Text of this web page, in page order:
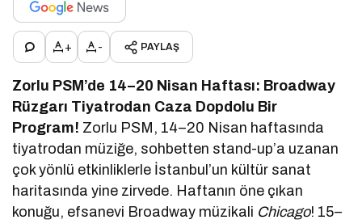
+ - PAYLAŞ
Zorlu PSM’de 14–20 Nisan Haftası: Broadway
Rüzgarı Tiyatrodan Caza Dopdolu Bir
Program! Zorlu PSM, 14–20 Nisan haftasında
tiyatrodan müziğe, sohbetten stand-up’a uzanan
çok yönlü etkinliklerle İstanbul’un kültür sanat
haritasında yine zirvede. Haftanın öne çıkan
konuğu, efsanevi Broadway müzikali Chicago! 15–